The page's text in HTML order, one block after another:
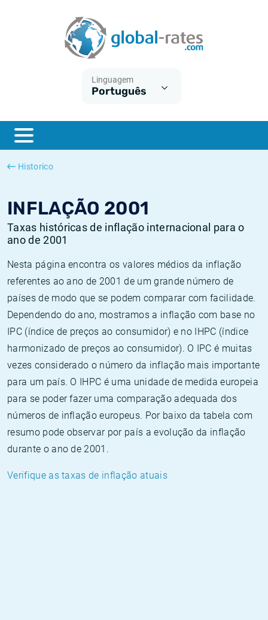
Linguagem
Português
Historico
INFLAÇÃO 2001
Taxas históricas de inflação internacional para o
ano de 2001
Nesta página encontra os valores médios da inflação
referentes ao ano de 2001 de um grande número de
países de modo que se podem comparar com facilidade.
Dependendo do ano, mostramos a inflação com base no
IPC (índice de preços ao consumidor) e no IHPC (índice
harmonizado de preços ao consumidor). O IPC é muitas
vezes considerado o número da inflação mais importante
para um país. O IHPC é uma unidade de medida europeia
para se poder fazer uma comparação adequada dos
números de inflação europeus. Por baixo da tabela com
resumo pode observar por país a evolução da inflação
durante o ano de 2001.
Verifique as taxas de inflação atuais
ESTER
SONIA
O que é a inflação do IPC?
O que é a inflação do IHPC?
Inflação Estados Unidos
Inflação Europa
Taxas Euribor históricas
Taxas ESTER históricas
Taxas SONIA históricas
Taxas TONAR históricas
Calculadora de inflação